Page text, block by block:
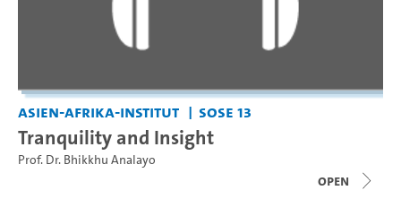
Asien-Afrika-Institut SoSe 13
Tranquility and Insight
Prof. Dr. Bhikkhu Analayo
open